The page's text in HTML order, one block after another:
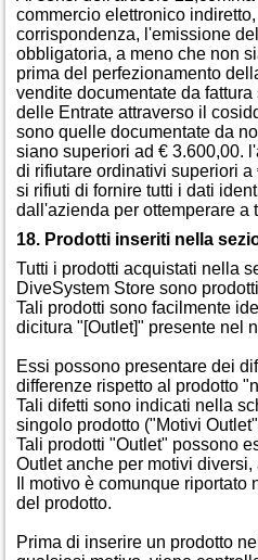
commercio elettronico
corrispondenza, l'emissione
obbligatoria, a meno che non
prima del perfezionamento
vendite documentate da
delle Entrate attraverso il
sono quelle documentate da
siano superiori ad € 3.600,00.
di rifiutare ordinativi superiori
si rifiuti di fornire tutti i dati
dall'azienda per ottemperare a
18. Prodotti inseriti nella
Tutti i prodotti acquistati nella
DiveSystem Store sono
Tali prodotti sono facilmente
dicitura "[Outlet]" presente nel
Essi possono presentare dei
differenze rispetto al prodotto
Tali difetti sono indicati nella
singolo prodotto ("Motivi
Tali prodotti "Outlet" possono
Outlet anche per motivi
Il motivo è comunque
del prodotto.
Prima di inserire un prodotto